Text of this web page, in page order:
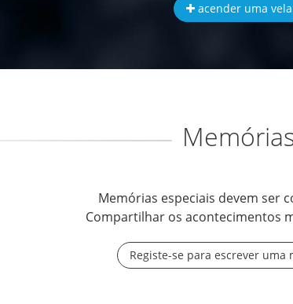
acender uma vela
Memórias especiais devem ser
Compartilhar os acontecimentos
Registe-se para escrever uma